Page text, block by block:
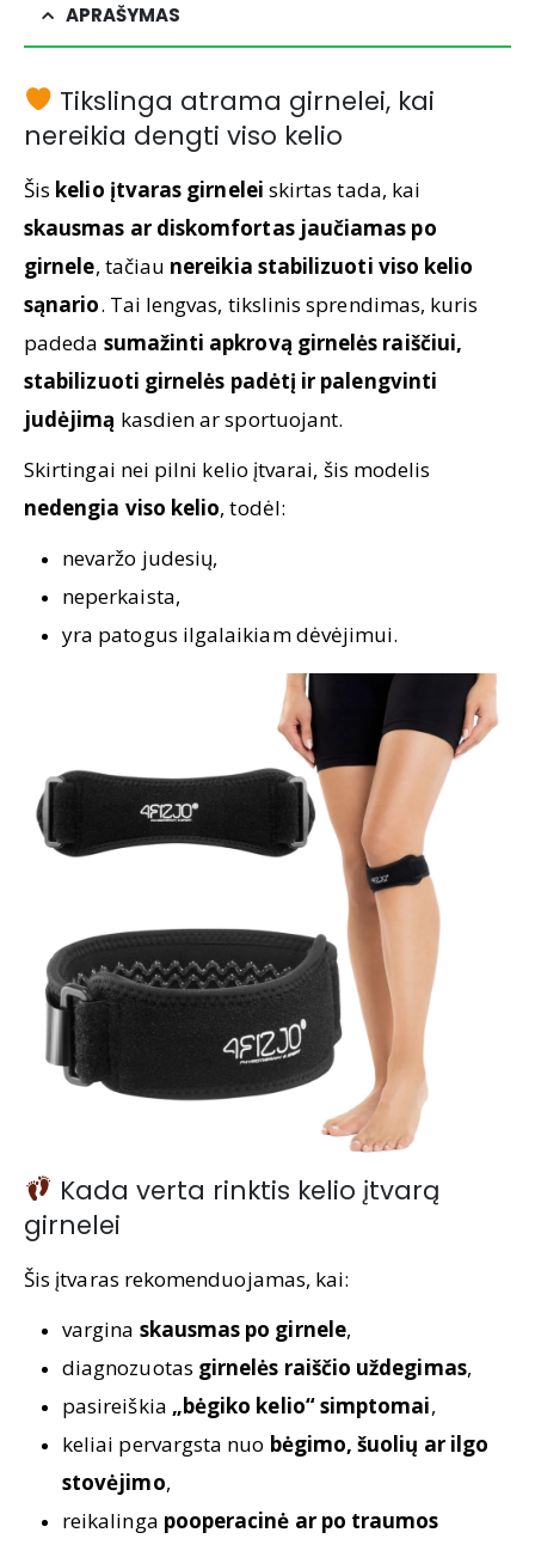
APRAŠYMAS
Tikslinga atrama girnelei, kai
nereikia dengti viso kelio
Šis kelio įtvaras girnelei skirtas tada, kai
skausmas ar diskomfortas jaučiamas po
girnele, tačiau nereikia stabilizuoti viso kelio
sąnario. Tai lengvas, tikslinis sprendimas, kuris
padeda sumažinti apkrovą girnelės raiščiui,
stabilizuoti girnelės padėtį ir palengvinti
judėjimą kasdien ar sportuojant.
Skirtingai nei pilni kelio įtvarai, šis modelis
nedengia viso kelio, todėl:
nevaržo judesių,
neperkaista,
yra patogus ilgalaikiam dėvėjimui.
Kada verta rinktis kelio įtvarą
girnelei
Šis įtvaras rekomenduojamas, kai:
vargina skausmas po girnele,
diagnozuotas girnelės raiščio uždegimas,
pasireiškia „bėgiko kelio“ simptomai,
keliai pervargsta nuo bėgimo, šuolių ar ilgo
stovėjimo,
reikalinga pooperacinė ar po traumos